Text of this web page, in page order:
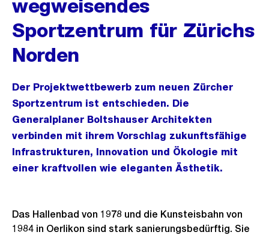
wegweisendes
Sportzentrum für Zürichs
Norden
Der Projektwettbewerb zum neuen Zürcher
Sportzentrum ist entschieden. Die
Generalplaner Boltshauser Architekten
verbinden mit ihrem Vorschlag zukunftsfähige
Infrastrukturen, Innovation und Ökologie mit
einer kraftvollen wie eleganten Ästhetik.
Das Hallenbad von 1978 und die Kunsteisbahn von
1984 in Oerlikon sind stark sanierungsbedürftig. Sie